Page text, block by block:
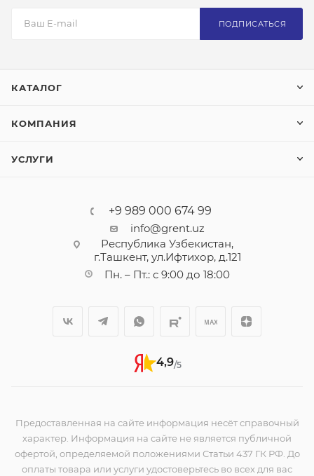
ПОДПИСАТЬСЯ
КАТАЛОГ
КОМПАНИЯ
УСЛУГИ
+9 989 000 674 99
info@grent.uz
Республика Узбекистан,
г.Ташкент, ул.Ифтихор, д.121
Пн. – Пт.: с 9:00 до 18:00
4,9/5
Предоставленная на сайте информация несёт справочный
характер. Информация на сайте не является публичной
офертой, определяемой положениями Статьи 437 ГК РФ. До
оплаты товара или услуги удостоверьтесь во всех для вас